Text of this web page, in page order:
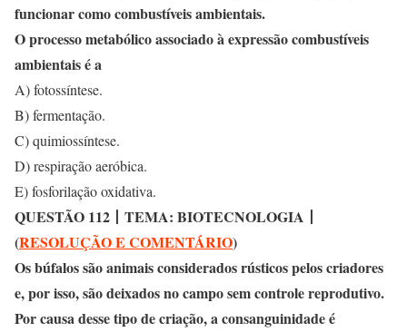
funcionar como combustíveis ambientais.
O processo metabólico associado à expressão combustíveis
ambientais é a
A) fotossíntese.
B) fermentação.
C) quimiossíntese.
D) respiração aeróbica.
E) fosforilação oxidativa.
QUESTÃO 112 丨 TEMA: BIOTECNOLOGIA 丨
(RESOLUÇÃO E COMENTÁRIO)
Os búfalos são animais considerados rústicos pelos criadores
e, por isso, são deixados no campo sem controle reprodutivo.
Por causa desse tipo de criação, a consanguinidade é